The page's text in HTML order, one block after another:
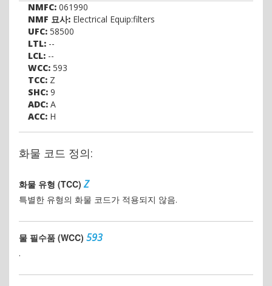
NMFC: 061990
NMF 묘사: Electrical Equip:filters
UFC: 58500
LTL: --
LCL: --
WCC: 593
TCC: Z
SHC: 9
ADC: A
ACC: H
화물 코드 정의:
화물 유형 (TCC) Z
특별한 유형의 화물 코드가 적용되지 않음.
물 필수품 (WCC) 593
.